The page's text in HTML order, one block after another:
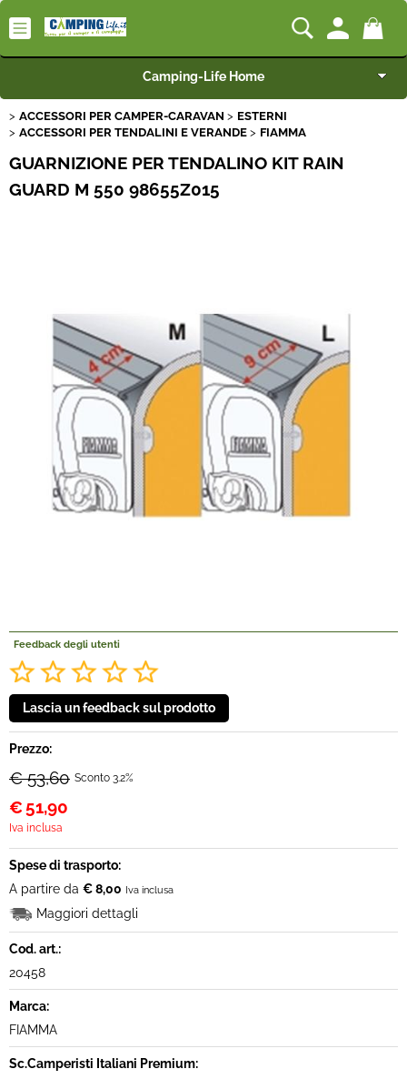
Camping-Life Home
Articoli per Camper e Caravan
Articoli per Furgonati e Van
Rimorchi
Nautica
Offerte Del mese
Fineserie e Occasioni
Veicoli Pronta consegna
ACCESSORI PER CAMPER-CARAVAN
ESTERNI
ACCESSORI PER TENDALINI E VERANDE
FIAMMA
GUARNIZIONE PER TENDALINO KIT RAIN
GUARD M 550 98655Z015
Feedback degli utenti
Prezzo:
€ 53,60 Sconto 3.2%
€ 51,90
Iva inclusa
Spese di trasporto:
A partire da € 8,00 Iva inclusa
Maggiori dettagli
Cod. art.:
20458
Marca:
FIAMMA
Sc.Camperisti Italiani Premium: